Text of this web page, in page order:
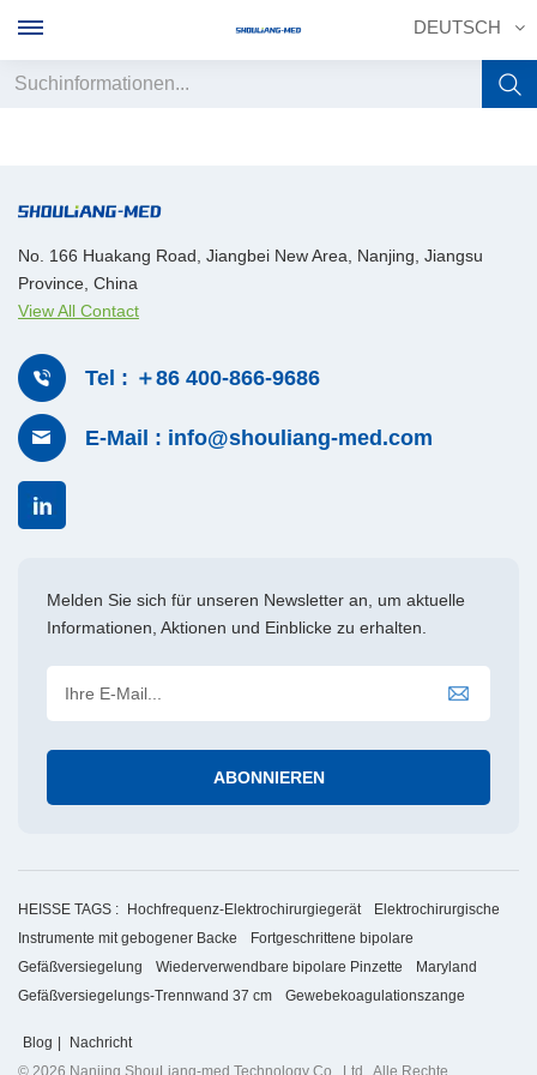
DEUTSCH
Deutsch
No. 166 Huakang Road, Jiangbei New Area, Nanjing, Jiangsu
Province, China
View All Contact
Tel : ＋86 400-866-9686
E-Mail : info@shouliang-med.com
Melden Sie sich für unseren Newsletter an, um aktuelle
Informationen, Aktionen und Einblicke zu erhalten.
HEISSE TAGS : Hochfrequenz-Elektrochirurgiegerät
Elektrochirurgische
Instrumente mit gebogener Backe
Fortgeschrittene bipolare
Gefäßversiegelung
Wiederverwendbare bipolare Pinzette
Maryland
Gefäßversiegelungs-Trennwand 37 cm
Gewebekoagulationszange
Blog |
Nachricht
© 2026 Nanjing ShouLiang-med Technology Co., Ltd.. Alle Rechte